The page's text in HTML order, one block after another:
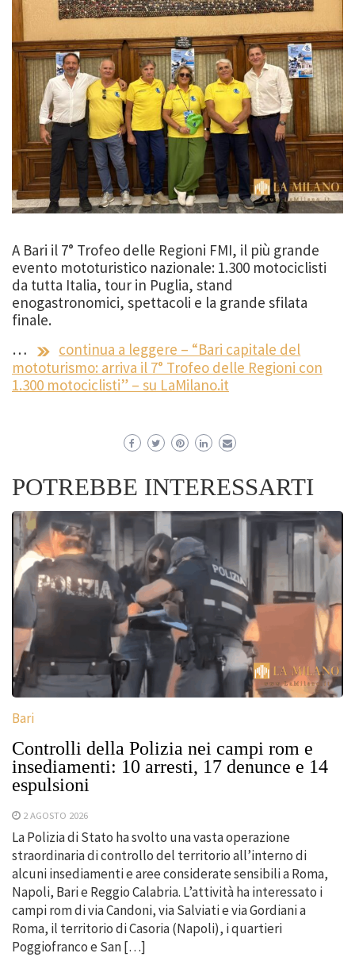
A Bari il 7° Trofeo delle Regioni FMI, il più grande
evento mototuristico nazionale: 1.300 motociclisti
da tutta Italia, tour in Puglia, stand
enogastronomici, spettacoli e la grande sfilata
finale.
…
continua a leggere – “Bari capitale del
mototurismo: arriva il 7° Trofeo delle Regioni con
1.300 motociclisti” – su LaMilano.it
POTREBBE INTERESSARTI
Bari
Controlli della Polizia nei campi rom e
insediamenti: 10 arresti, 17 denunce e 14
espulsioni
2 AGOSTO 2026
La Polizia di Stato ha svolto una vasta operazione
straordinaria di controllo del territorio all’interno di
alcuni insediamenti e aree considerate sensibili a Roma,
Napoli, Bari e Reggio Calabria. L’attività ha interessato i
campi rom di via Candoni, via Salviati e via Gordiani a
Roma, il territorio di Casoria (Napoli), i quartieri
Poggiofranco e San […]